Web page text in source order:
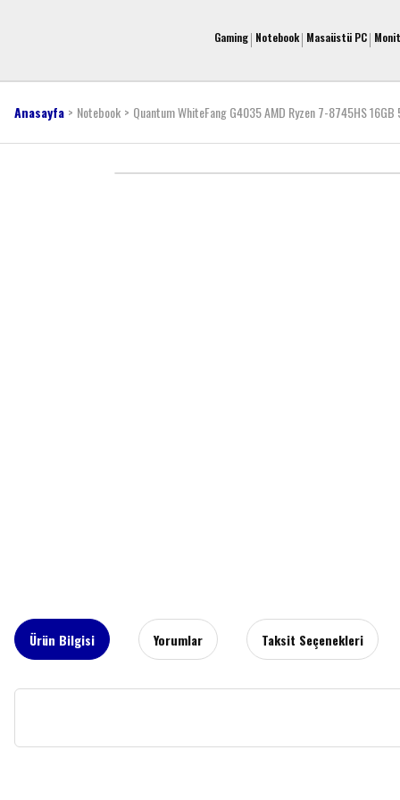
Gaming Notebook Masaüstü PC
Anasayfa Notebook Quantum WhiteFang G4035 AMD Ryzen 7-8745HS
Ürün Bilgisi Yorumlar Taksit Seçenekleri